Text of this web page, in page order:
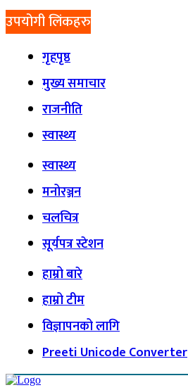
उपयोगी लिंकहरु
गृहपृष्ठ
मुख्य समाचार
राजनीति
स्वास्थ्य
स्वास्थ्य
मनोरञ्जन
चलचित्र
सूर्यपत्र स्टेशन
हाम्रो बारे
हाम्रो टीम
विज्ञापनको लागि
Preeti Unicode Converter